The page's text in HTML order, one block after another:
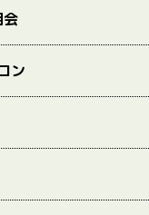
会
ン